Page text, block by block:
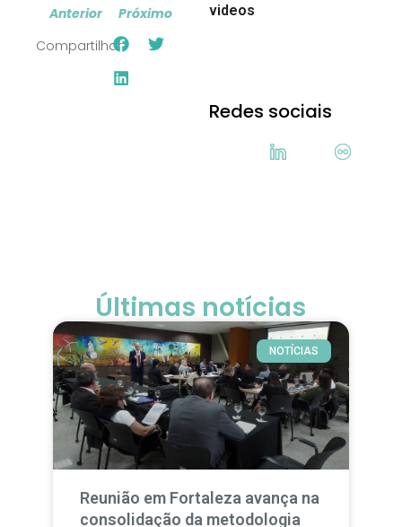
Anterior
Próximo
Compartilhar:
videos
Redes sociais
Últimas notícias
NOTÍCIAS
Reunião em Fortaleza avança na
consolidação da metodologia